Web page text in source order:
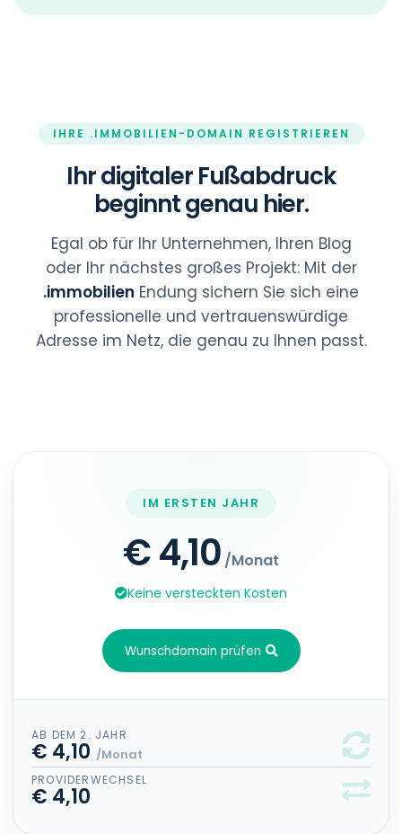
IHRE .IMMOBILIEN-DOMAIN REGISTRIEREN
Ihr digitaler Fußabdruck
beginnt genau hier.
Egal ob für Ihr Unternehmen, Ihren Blog
oder Ihr nächstes großes Projekt: Mit der
.immobilien Endung sichern Sie sich eine
professionelle und vertrauenswürdige
Adresse im Netz, die genau zu Ihnen passt.
IM ERSTEN JAHR
€ 4,10 /Monat
Keine versteckten Kosten
Wunschdomain prüfen
AB DEM 2. JAHR
€ 4,10 /Monat
PROVIDERWECHSEL
€ 4,10